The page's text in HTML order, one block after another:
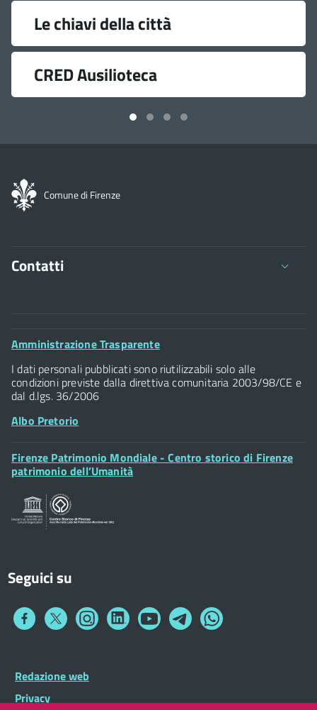
Le chiavi della città
CRED Ausilioteca
Comune di Firenze
Contatti
Comune di Firenze
Palazzo Vecchio
Piazza della Signoria - 50122, Firenze
Posta Elettronica Certificata
Footer
Amministrazione Trasparente
I dati personali pubblicati sono riutilizzabili solo alle
condizioni previste dalla direttiva comunitaria 2003/98/CE e
dal d.lgs. 36/2006
Albo Pretorio
Footer
Widget
Firenze Patrimonio Mondiale - Centro storico di Firenze
patrimonio dell’Umanità
Seguici su
Collegamento
Collegamento
a
Collegamento
a
Collegamento
a
Collegamento
a
Collegamento
a
Collegamento
a
Widget
Footer
menu
Redazione web
Privacy